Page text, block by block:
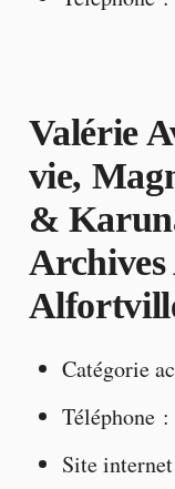
Valérie
vie,
&
Archives
Catégorie
Téléphone :
Site